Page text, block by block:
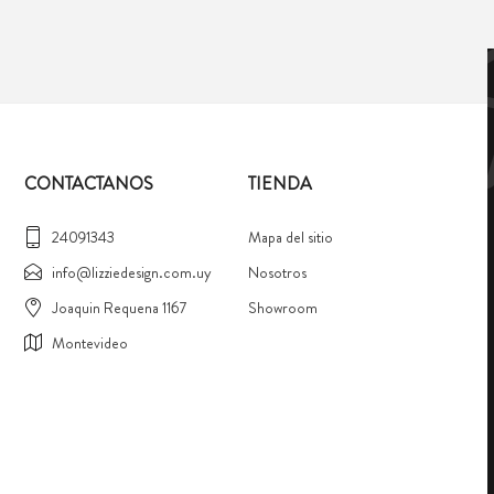
CONTACTANOS
24091343
info@lizziedesign.com.uy
Joaquin Requena 1167
Montevideo
TIENDA
Mapa del sitio
Nosotros
Showroom